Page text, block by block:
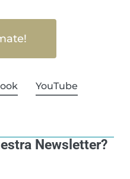
YouTube
Newsletter?